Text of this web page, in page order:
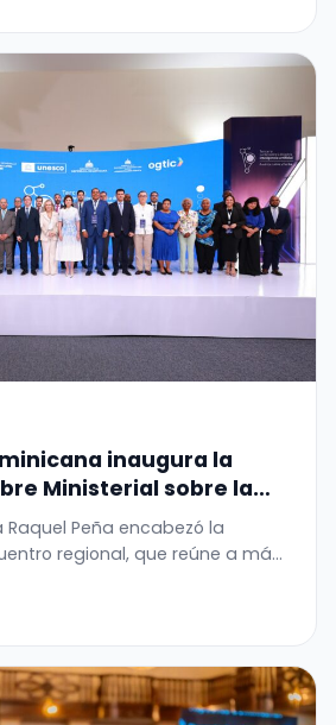
inaugura la
Ministerial sobre la
Artificial en
y el Caribe
Peña encabezó la
regional, que reúne a más